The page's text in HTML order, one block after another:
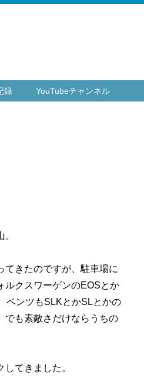
録 YouTubeチャンネル
てきたのですが、駐車場に
ルクスワーゲンのEOSとか
ベンツもSLKとかSLとかの
も素敵さだけならうちの
てきました。